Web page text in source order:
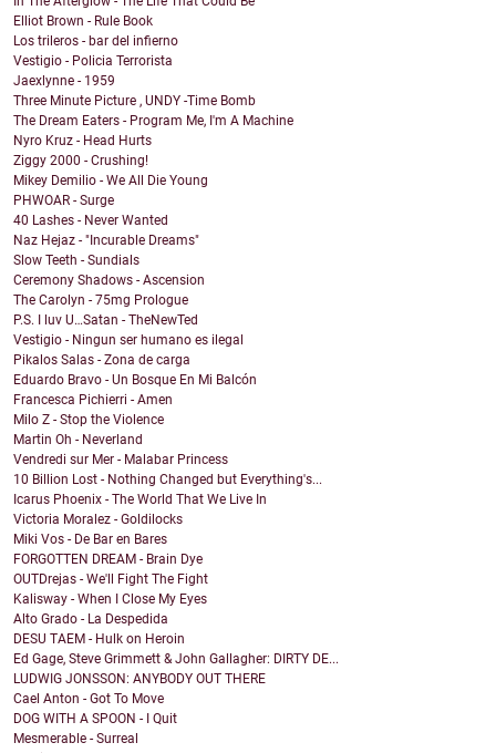
Elliot Brown - Rule Book
Los trileros - bar del infierno
Vestigio - Policia Terrorista
Jaexlynne - 1959
Three Minute Picture , UNDY -Time Bomb
The Dream Eaters - Program Me, I'm A Machine
Nyro Kruz - Head Hurts
Ziggy 2000 - Crushing!
Mikey Demilio - We All Die Young
PHWOAR - Surge
40 Lashes - Never Wanted
Naz Hejaz - "Incurable Dreams"
Slow Teeth - Sundials
Ceremony Shadows - Ascension
The Carolyn - 75mg Prologue
P.S. I luv U…Satan - TheNewTed
Vestigio - Ningun ser humano es ilegal
Pikalos Salas - Zona de carga
Eduardo Bravo - Un Bosque En Mi Balcón
Francesca Pichierri - Amen
Milo Z - Stop the Violence
Martin Oh - Neverland
Vendredi sur Mer - Malabar Princess
10 Billion Lost - Nothing Changed but Everything's...
Icarus Phoenix - The World That We Live In
Victoria Moralez - Goldilocks
Miki Vos - De Bar en Bares
FORGOTTEN DREAM - Brain Dye
OUTDrejas - We'll Fight The Fight
Kalisway - When I Close My Eyes
Alto Grado - La Despedida
DESU TAEM - Hulk on Heroin
Ed Gage, Steve Grimmett & John Gallagher: DIRTY DE...
LUDWIG JONSSON: ANYBODY OUT THERE
Cael Anton - Got To Move
DOG WITH A SPOON - I Quit
Mesmerable - Surreal